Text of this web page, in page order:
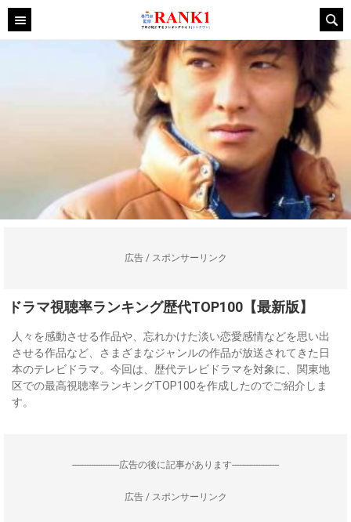
広告 / スポンサーリンク
ドラマ視聴率ランキング歴代TOP100【最新版】
人々を感動させる作品や、忘れかけた淡い恋愛感情などを思い出
させる作品など、さまざまなジャンルの作品が放送されてきた日
本のテレビドラマ。今回は、歴代テレビドラマを対象に、関東地
区での最高視聴率ランキングTOP100を作成したのでご紹介しま
す。
--------------------広告の後に記事があります--------------------
広告 / スポンサーリンク